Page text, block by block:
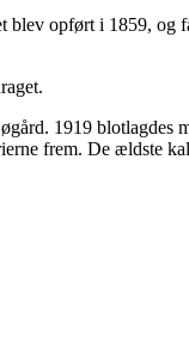
blev opført i 1859, og
1919 blotlagdes
frem. De ældste